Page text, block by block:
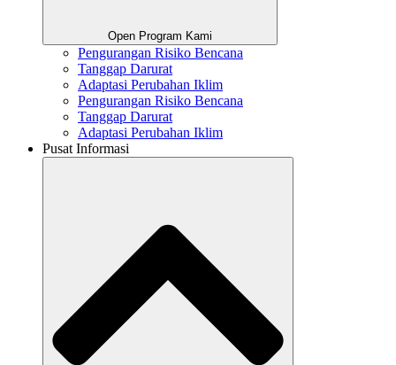
Open Program Kami
Pengurangan Risiko Bencana
Tanggap Darurat
Adaptasi Perubahan Iklim
Pengurangan Risiko Bencana
Tanggap Darurat
Adaptasi Perubahan Iklim
Pusat Informasi